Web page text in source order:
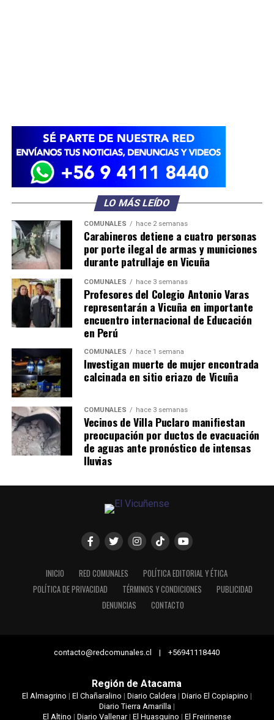
LO MÁS LEÍDO
COMUNALES hace 2 semanas
Carabineros detiene a cuatro personas
por porte ilegal de armas y municiones
durante patrullaje en Vicuña
COMUNALES hace 3 semanas
Profesores del Colegio Antonio Varas
representarán a Vicuña en importante
encuentro internacional de Educación
en Perú
COMUNALES hace 1 semana
Investigan muerte de mujer encontrada
calcinada en sitio eriazo de Vicuña
COMUNALES hace 3 semanas
Vecinos de Villa Puclaro manifiestan
preocupación por ductos de evacuación
de aguas ante pronóstico de intensas
lluvias
INICIO RED COMUNALES
POLÍTICA EDITORIAL Y ÉTICA
POLÍTICA DE PRIVACIDAD
TÉRMINOS Y CONDICIONES
PUBLICIDAD
DENUNCIAS
CONTACTO
contacto@redcomunales.cl | +56941118440
Región de Atacama
El Almagrino | El Chañaralino | Diario Caldera| Diario El Copiapino |
Diario Tierra Amarilla|
El Altino | Diario Vallenar| El Huasquino | El Freirinense